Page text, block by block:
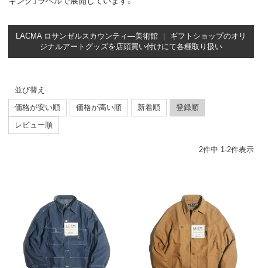
LACMA ロサンゼルスカウンティ―美術館 ｜ ギフトショップのオリ
ジナルアートグッズを店頭買い付けにて各種取り扱い
並び替え
価格が安い順
価格が高い順 新着順
登録順
レビュー順
2件中 1-2件表示